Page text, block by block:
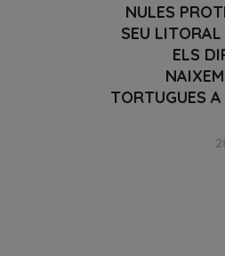
NULES
SEU
ELS
TORTUGUES